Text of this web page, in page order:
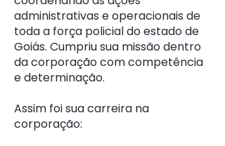
administrativas e operacionais de
toda a força policial do estado de
Goiás. Cumpriu sua missão dentro
da corporação com competência
e determinação.
Assim foi sua carreira na
corporação: